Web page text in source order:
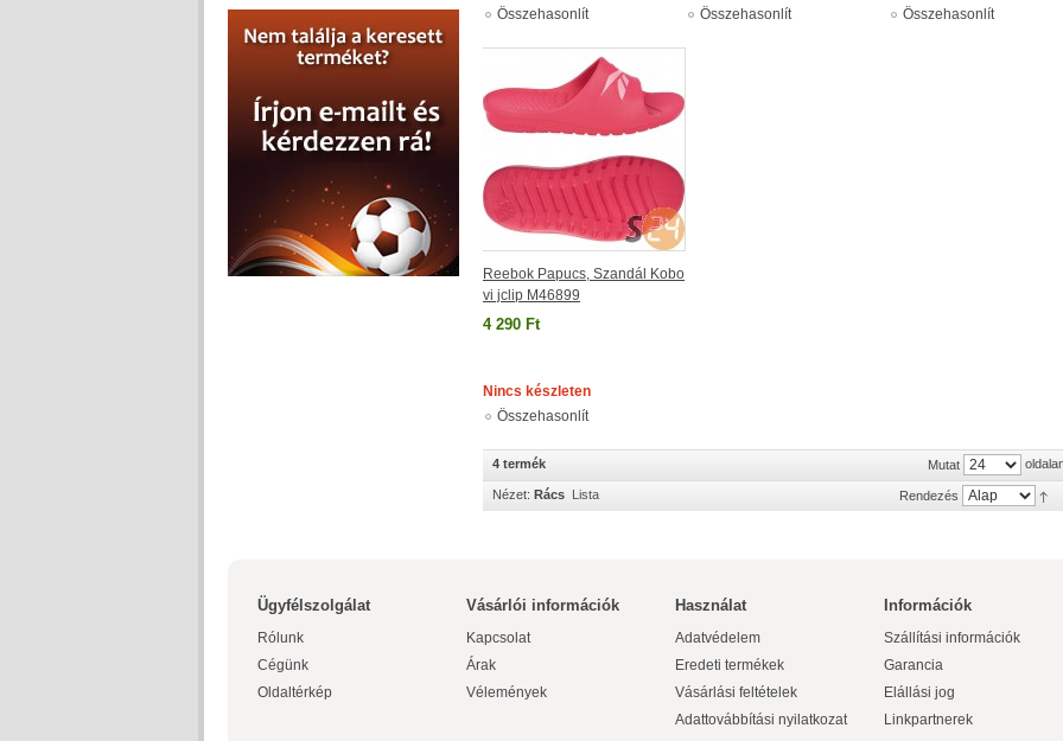
Összehasonlít
Összehasonlít
Összehasonlít
Reebok Papucs, Szandál Kobo
vi jclip M46899
4 290 Ft
Nincs készleten
Összehasonlít
4 termék Mutat
Nézet: Rács Lista Rendezés
Ügyfélszolgálat
Rólunk
Cégünk
Oldaltérkép
Vásárlói információk
Kapcsolat
Árak
Vélemények
Használat
Adatvédelem
Eredeti termékek
Vásárlási feltételek
Adattovábbítási nyilatkozat
Információk
Szállítási információk
Garancia
Elállási jog
Linkpartnerek